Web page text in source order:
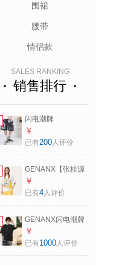
围裙
腰带
情侣款
SALES RANKING
销售排行
闪电潮牌
（GENANX）五分
短裤男字母印花弹
￥
已有200人评价
GENANX【张桂源
陈浚铭同款】100%
纯棉夏季多涂鸦印
￥
已有4人评价
GENANX闪电潮牌
夏季热卖短t太空棉
圆领t恤男假两件简
￥
已有1000人评价